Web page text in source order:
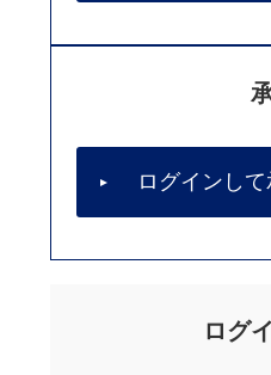
ログインし
ログ